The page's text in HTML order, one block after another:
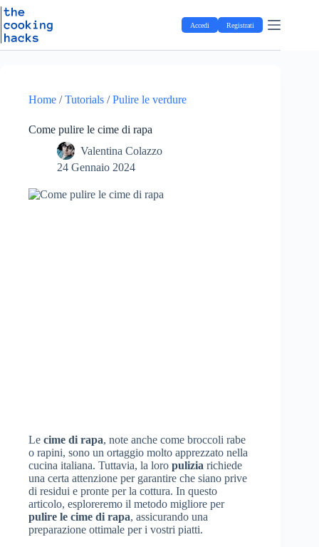
S
t
Salta
al
contenuto
Accedi Registrati
Home /Tutorials /Pulire le verdure
Come pulire le cime di rapa
Valentina Colazzo
24 Gennaio 2024
Le cime di rapa, note anche come broccoli rabe
o rapini, sono un ortaggio molto apprezzato nella
cucina italiana. Tuttavia, la loro pulizia richiede
una certa attenzione per garantire che siano prive
di residui e pronte per la cottura. In questo
articolo, esploreremo il metodo migliore per
pulire le cime di rapa, assicurando una
preparazione ottimale per i vostri piatti.